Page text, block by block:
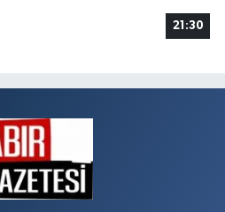
21:30